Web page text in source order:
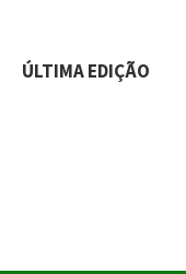
ÚLTIMA EDIÇÃO